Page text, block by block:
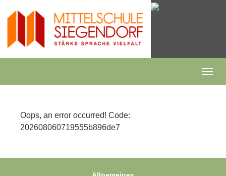
content
Oops, an error occurred! Code:
202608060719555b896de7